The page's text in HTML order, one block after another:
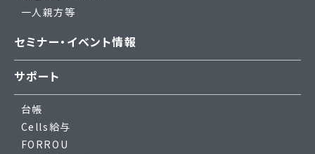
一人親方等
セミナー・イベント情報
サポート
台帳
Cells給与
FORROU